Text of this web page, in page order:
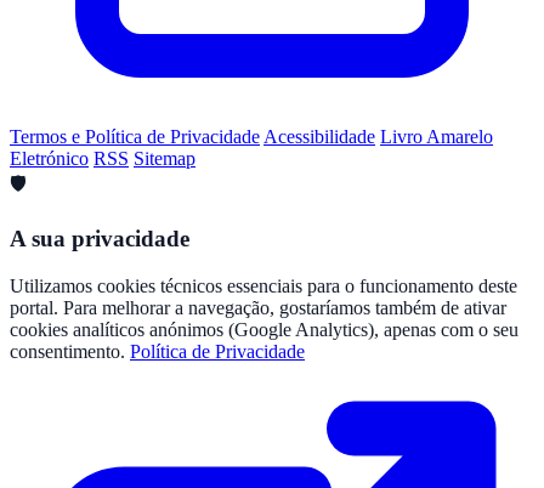
Termos e Política de Privacidade Acessibilidade Livro Amarelo
Eletrónico RSS Sitemap
🛡️
A sua privacidade
Utilizamos cookies técnicos essenciais para o funcionamento deste
portal. Para melhorar a navegação, gostaríamos também de ativar
cookies analíticos anónimos (Google Analytics), apenas com o seu
consentimento. Política de Privacidade